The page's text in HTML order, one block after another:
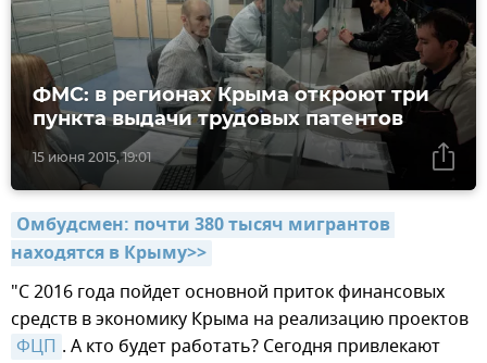
15 июня 2015, 19:01
ФМС: в регионах Крыма откроют три
пункта выдачи трудовых патентов
Омбудсмен: почти 380 тысяч мигрантов
находятся в Крыму>>
"С 2016 года пойдет основной приток финансовых
средств в экономику Крыма на реализацию проектов
ФЦП . А кто будет работать? Сегодня привлекают